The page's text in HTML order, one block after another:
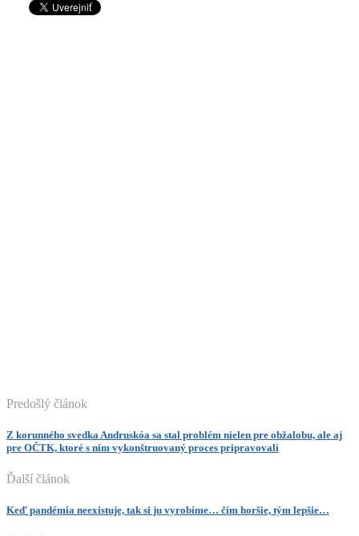
Predošlý článok
Z korunného svedka Andruskóa sa stal problém nielen pre obžalobu, ale aj
pre OČTK, ktoré s ním vykonštruovaný proces pripravovali
Ďalší článok
Keď pandémia neexistuje, tak si ju vyrobíme… čím horšie, tým lepšie…